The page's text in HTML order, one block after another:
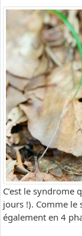
C’est le syndrome
jours !). Comme
également en 4